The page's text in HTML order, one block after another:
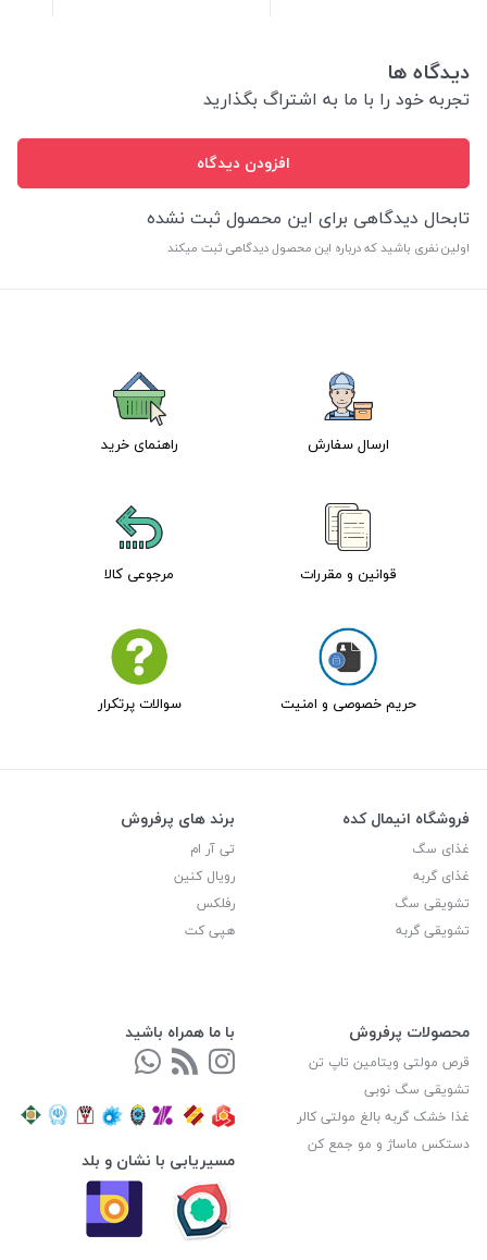
دیدگاه ها
تجربه خود را با ما به اشتراگ بگذارید
افزودن دیدگاه
تابحال دیدگاهی برای این محصول ثبت نشده
اولین نفری باشید که درباره این محصول دیدگاهی ثبت میکند
ارسال سفارش راهنمای خرید
قوانین و مقررات مرجوعی کالا
حریم خصوصی و امنیت سوالات پرتکرار
فروشگاه انیمال کده
غذای سگ
غذای گربه
تشویقی سگ
تشویقی گربه
برند های پرفروش
تی آر ام
رویال کنین
رفلکس
هپی کت
محصولات پرفروش
قرص مولتی ویتامین تاپ تن
تشویقی سگ نوبی
غذا خشک گربه بالغ مولتی کالر
دستکس ماساژ و مو جمع کن
با ما همراه باشید
مسیریابی با نشان و بلد